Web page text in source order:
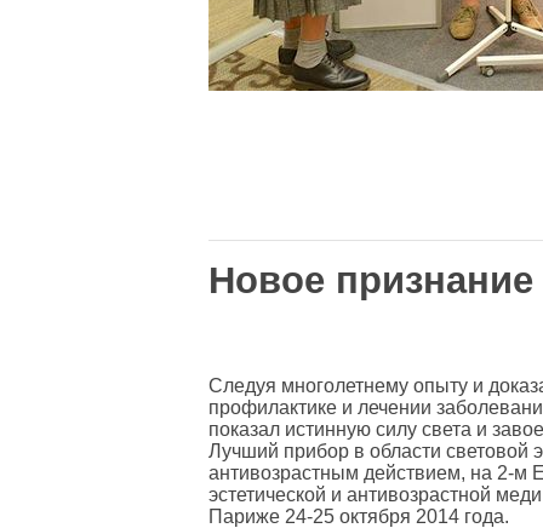
Новое
Следуя многолетнему опыту и
профилактике и лечении
показал истинную силу света и
Лучший прибор в области световой
антивозрастным действием, на 2-м
эстетической и антивозрастной
Париже 24-25 октября 2014 года.